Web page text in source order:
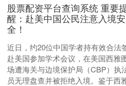
股票配资平台查询系统 重要
醒：赴美中国公民注意入境安
全！
近日，约20位中国学者持有效合法
赴美国参加学术会议，在美国西雅
场遭海关与边境保护局（CBP）执
员无理盘查并被拒绝入境。鉴于西